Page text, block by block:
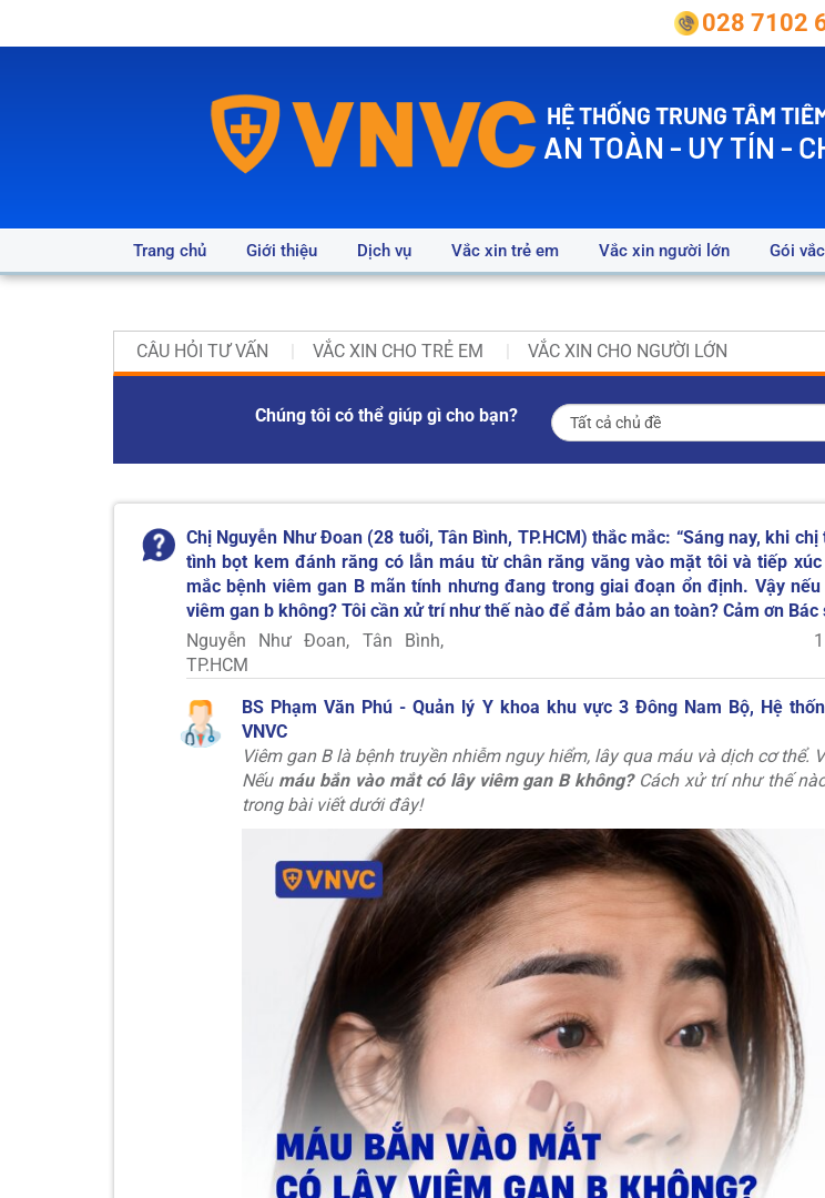
028 7102
HỆ THỐNG TRUNG TÂM
AN TOÀN - UY TÍN -
Trang chủ Giới thiệu Dịch vụ Vắc xin trẻ em Vắc xin người lớn Gói
CÂU HỎI TƯ VẤN VẮC XIN CHO TRẺ EM VẮC XIN CHO NGƯỜI LỚN
Chúng tôi có thể giúp gì cho bạn?
Chị Nguyễn Như Đoan (28 tuổi, Tân Bình, TP.HCM) thắc mắc: “Sáng nay, khi
tình bọt kem đánh răng có lẫn máu từ chân răng văng vào mặt tôi và tiếp
mắc bệnh viêm gan B mãn tính nhưng đang trong giai đoạn ổn định. Vậy
viêm gan b không? Tôi cần xử trí như thế nào để đảm bảo an toàn? Cảm ơn Bác
Nguyễn Như Đoan, Tân Bình,
TP.HCM
BS Phạm Văn Phú - Quản lý Y khoa khu vực 3 Đông Nam Bộ, Hệ
VNVC
Viêm gan B là bệnh truyền nhiễm nguy hiểm, lây qua máu và dịch cơ thể.
Nếu máu bắn vào mắt có lây viêm gan B không?Cách xử trí như thế
trong bài viết dưới đây!